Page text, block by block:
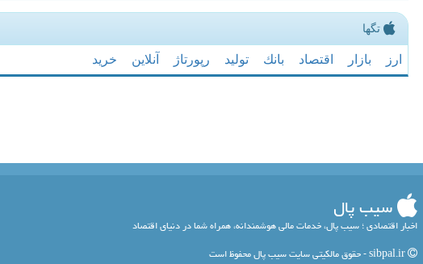
تگها
ارز بازار اقتصاد بانك تولید رپورتاژ آنلاین خرید
سیب پال
اخبار اقتصادی ؛ سیب پال، خدمات مالی هوشمندانه، همراه شما در دنیای اقتصاد